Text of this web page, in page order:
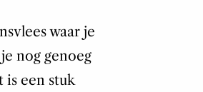
waar je
nog genoeg
is een stuk